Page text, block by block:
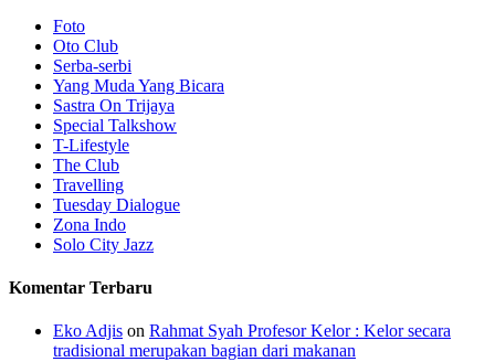
Foto
Oto Club
Serba-serbi
Yang Muda Yang Bicara
Sastra On Trijaya
Special Talkshow
T-Lifestyle
The Club
Travelling
Tuesday Dialogue
Zona Indo
Solo City Jazz
Komentar Terbaru
Eko Adjis on Rahmat Syah Profesor Kelor : Kelor secara
tradisional merupakan bagian dari makanan